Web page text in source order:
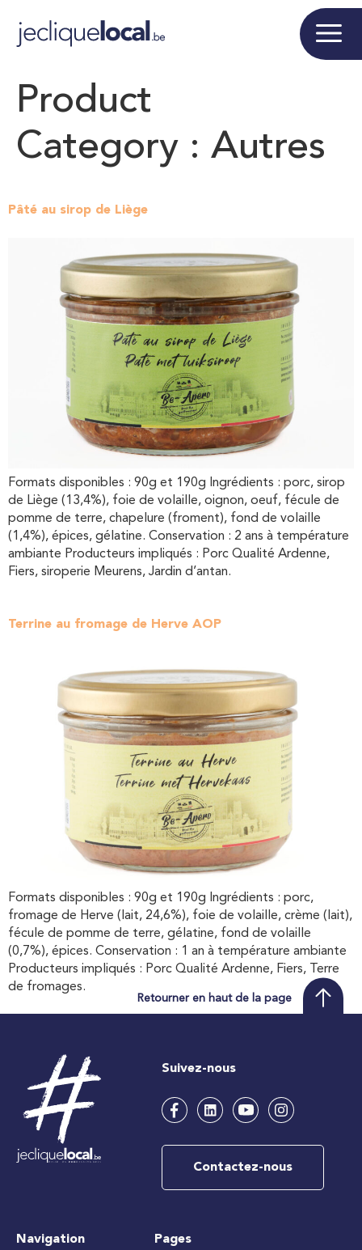
Product
Category : Autres
Pâté au sirop de Liège
Formats disponibles : 90g et 190g Ingrédients : porc, sirop
de Liège (13,4%), foie de volaille, oignon, oeuf, fécule de
pomme de terre, chapelure (froment), fond de volaille
(1,4%), épices, gélatine. Conservation : 2 ans à température
ambiante Producteurs impliqués : Porc Qualité Ardenne,
Fiers, siroperie Meurens, Jardin d’antan.
Terrine au fromage de Herve AOP
Formats disponibles : 90g et 190g Ingrédients : porc,
fromage de Herve (lait, 24,6%), foie de volaille, crème (lait),
fécule de pomme de terre, gélatine, fond de volaille
(0,7%), épices. Conservation : 1 an à température ambiante
Producteurs impliqués : Porc Qualité Ardenne, Fiers, Terre
de fromages.
Retourner en haut de la page
Suivez-nous
Contactez-nous
Navigation Pages